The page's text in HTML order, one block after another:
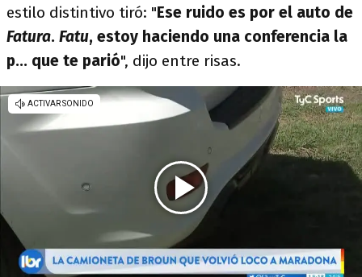
estilo distintivo tiró: "Ese ruido es por el auto de
Fatura. Fatu, estoy haciendo una conferencia la
p... que te parió", dijo entre risas.